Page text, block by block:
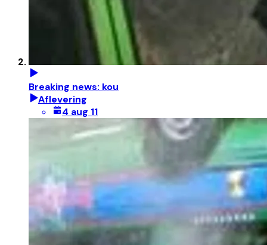
Breaking news: kou
Aflevering
4 aug 11